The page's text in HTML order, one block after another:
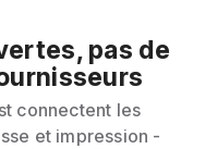
pas de
connectent les
et impression -